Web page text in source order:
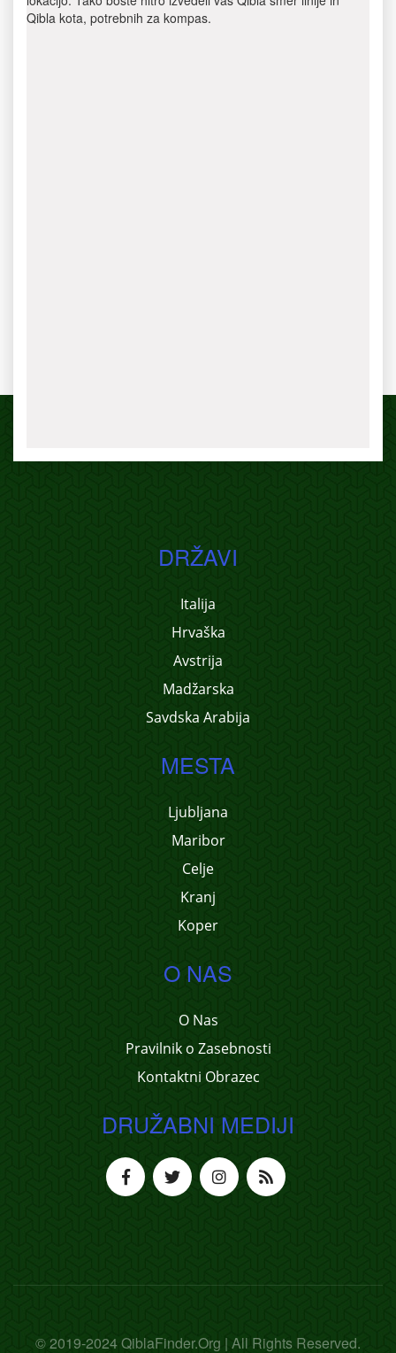
Qibla kota, potrebnih za kompas.
DRŽAVI
Italija
Hrvaška
Avstrija
Madžarska
Savdska Arabija
MESTA
Ljubljana
Maribor
Celje
Kranj
Koper
O NAS
O Nas
Pravilnik o Zasebnosti
Kontaktni Obrazec
DRUŽABNI MEDIJI
© 2019-2024 QiblaFinder.Org | All Rights Reserved.